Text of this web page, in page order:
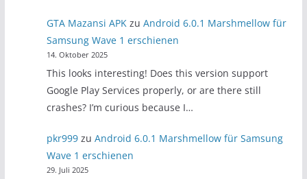
GTA Mazansi APK zuAndroid 6.0.1 Marshmellow für
Samsung Wave 1 erschienen
14. Oktober 2025
This looks interesting! Does this version support
Google Play Services properly, or are there still
crashes? I’m curious because I…
pkr999 zuAndroid 6.0.1 Marshmellow für Samsung
Wave 1 erschienen
29. Juli 2025